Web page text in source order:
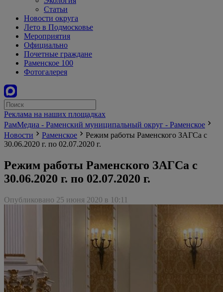
Статьи
Новости округа
Лето в Подмосковье
Мероприятия
Официально
Почетные граждане
Раменское 100
Фотогалерея
Реклама на наших площадках
РамМедиа - Раменский муниципальный округ - Раменское
Новости
Раменское
Режим работы Раменского ЗАГСа с
30.06.2020 г. по 02.07.2020 г.
Режим работы Раменского ЗАГСа с
30.06.2020 г. по 02.07.2020 г.
Опубликовано 25 июня 2020 в 10:11